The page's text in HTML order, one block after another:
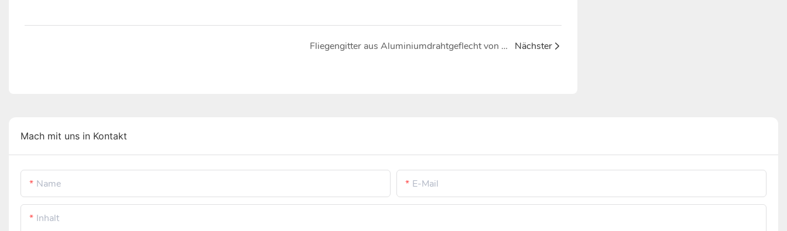
Fliegengitter aus Aluminiumdrahtgeflecht von Top Metal: Die ultimative Lösung zur Schädlingsbekämpfung Nächster
Mach mit uns in Kontakt
Name E-Mail
Inhalt